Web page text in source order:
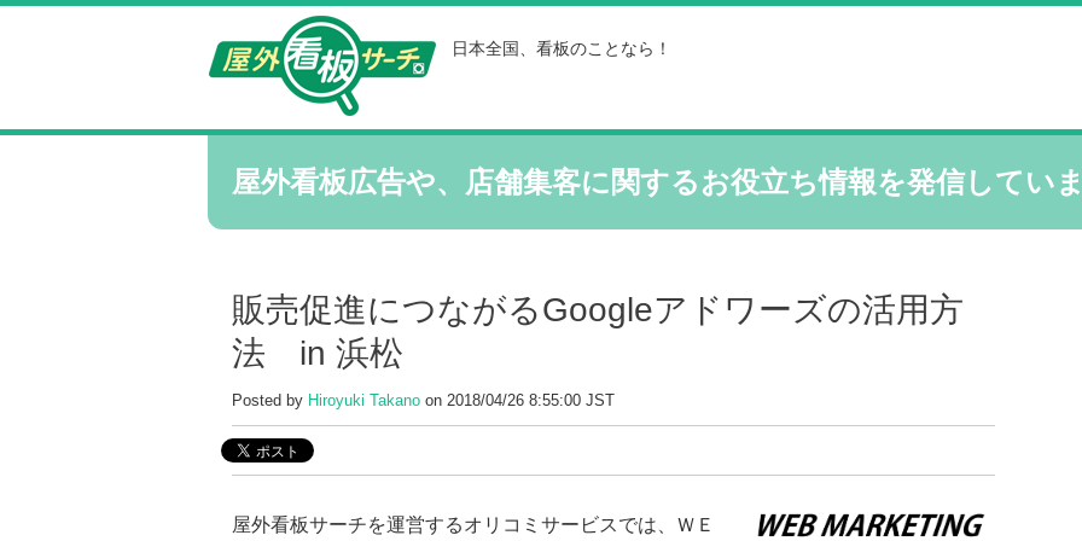
日本全国、看板のことなら！
屋外看板広告や、店舗集客に関するお役立ち情報を発信してい
販売促進につながるGoogleアドワーズの活用方
法 in 浜松
Posted by Hiroyuki Takano on 2018/04/26 8:55:00 JST
屋外看板サーチを運営するオリコミサービスでは、ＷＥ